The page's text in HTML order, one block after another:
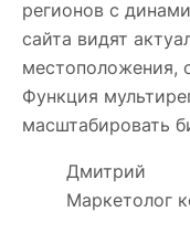
регионов с
сайта видят
местоположения,
Функция
масштабировать
Дмитрий
Маркетолог